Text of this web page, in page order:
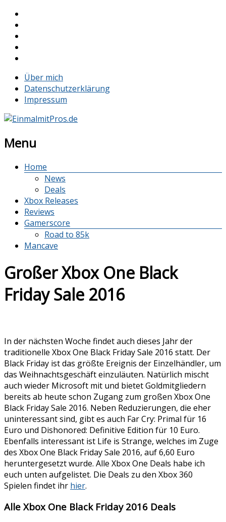
Über mich
Datenschutzerklärung
Impressum
Menu
Home
News
Deals
Xbox Releases
Reviews
Gamerscore
Road to 85k
Mancave
Großer Xbox One Black
Friday Sale 2016
In der nächsten Woche findet auch dieses Jahr der
traditionelle Xbox One Black Friday Sale 2016 statt. Der
Black Friday ist das größte Ereignis der Einzelhändler, um
das Weihnachtsgeschäft einzuläuten. Natürlich mischt
auch wieder Microsoft mit und bietet Goldmitgliedern
bereits ab heute schon Zugang zum großen Xbox One
Black Friday Sale 2016. Neben Reduzierungen, die eher
uninteressant sind, gibt es auch Far Cry: Primal für 16
Euro und Dishonored: Definitive Edition für 10 Euro.
Ebenfalls interessant ist Life is Strange, welches im Zuge
des Xbox One Black Friday Sale 2016, auf 6,60 Euro
heruntergesetzt wurde. Alle Xbox One Deals habe ich
euch unten aufgelistet. Die Deals zu den Xbox 360
Spielen findet ihr hier.
Alle Xbox One Black Friday 2016 Deals